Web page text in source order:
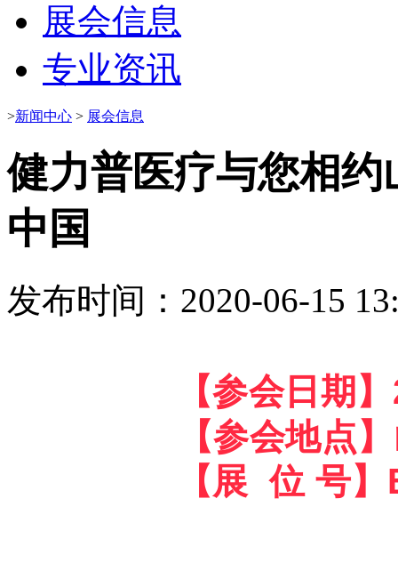
展会信息
专业资讯
>新闻中心 > 展会信息
健力普医疗与您相约
中国
发布时间：2020-06-15
【参会日期
【参会地点 】
【展 位 号